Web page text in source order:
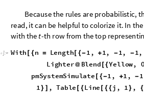
Becausethe rules are probabilistic, th
read, itcan be helpfultocolorize it. In the
with the t-th rowfrom thetop representin
 ]:= With [ {n = Length [ {-1, +1, -1, -1,
Lighter@ Blend [{Yellow,
pmSystemSimulate [ {-1, +1, -1
1} ] , Table [ {Line [ {{j , 1} , {